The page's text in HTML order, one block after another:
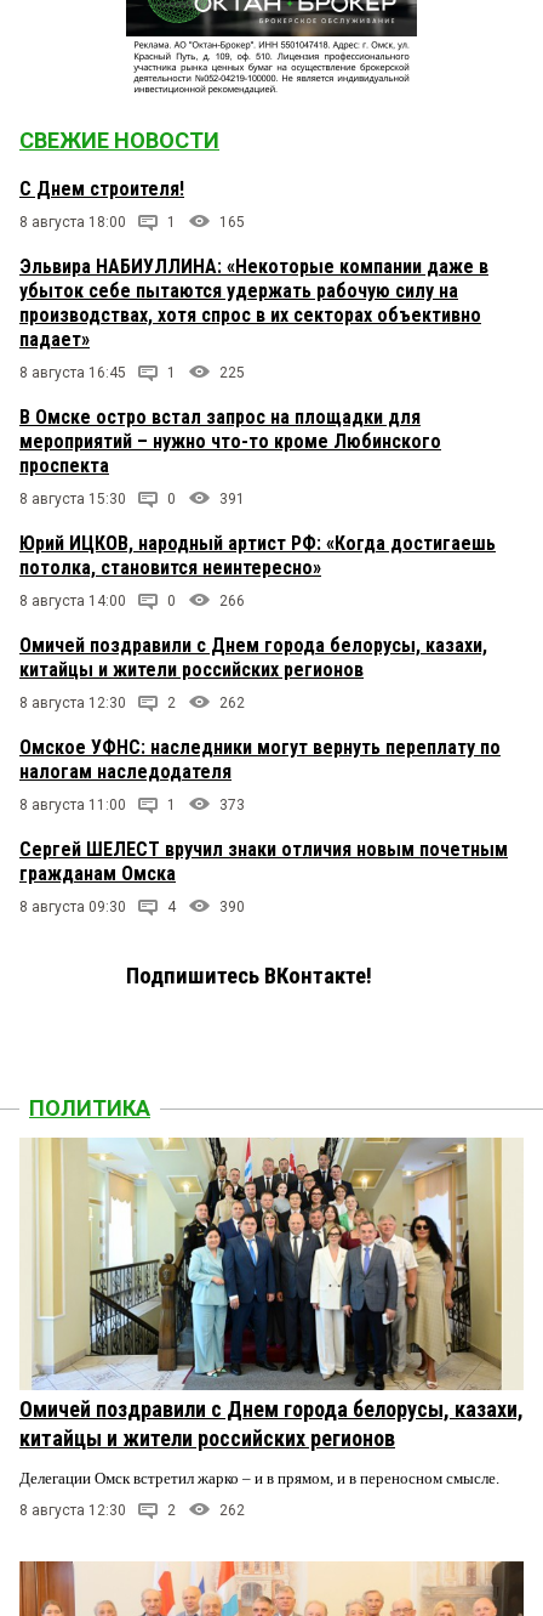
СВЕЖИЕ НОВОСТИ
С Днем строителя!
8 августа 18:00 1 165
Эльвира НАБИУЛЛИНА: «Некоторые компании даже в
убыток себе пытаются удержать рабочую силу на
производствах, хотя спрос в их секторах объективно
падает»
8 августа 16:45 1 225
В Омске остро встал запрос на площадки для
мероприятий – нужно что-то кроме Любинского
проспекта
8 августа 15:30 0 391
Юрий ИЦКОВ, народный артист РФ: «Когда достигаешь
потолка, становится неинтересно»
8 августа 14:00 0 266
Омичей поздравили с Днем города белорусы, казахи,
китайцы и жители российских регионов
8 августа 12:30 2 262
Омское УФНС: наследники могут вернуть переплату по
налогам наследодателя
8 августа 11:00 1 373
Сергей ШЕЛЕСТ вручил знаки отличия новым почетным
гражданам Омска
8 августа 09:30 4 390
Подпишитесь ВКонтакте!
ПОЛИТИКА
Омичей поздравили с Днем города белорусы, казахи,
китайцы и жители российских регионов
Делегации Омск встретил жарко – и в прямом, и в переносном смысле.
8 августа 12:30 2 262